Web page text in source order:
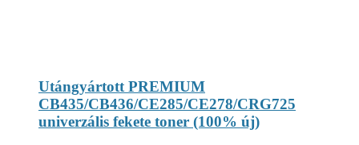
Utángyártott PREMIUM
CB435/CB436/CE285/CE278/CRG725
univerzális fekete toner (100% új)